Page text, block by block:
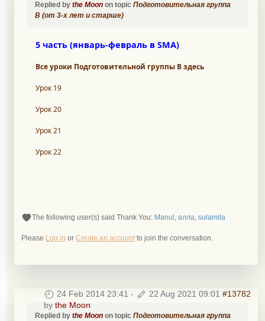
Replied by the Moon on topic Подготовительная группа
B (от 3-х лет и старше)
5 часть (январь-февраль в SMA)
Все уроки Подготовительной группы В здесь
Урок 19
Урок 20
Урок 21
Урок 22
The following user(s) said Thank You: Manul , алла, sulamita
Please Log in or Create an account to join the conversation.
24 Feb 2014 23:41 - 22 Aug 2021 09:01 #13782
by the Moon
Replied by the Moon on topic Подготовительная группа